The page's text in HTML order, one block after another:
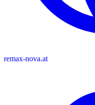
remax-nova.at